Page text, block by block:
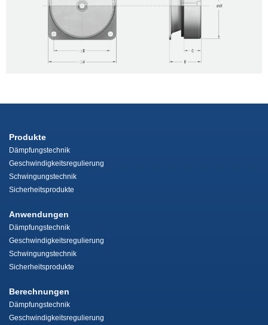
Produkte
Dämpfungstechnik
Geschwindigkeitsregulierung
Schwingungstechnik
Sicherheitsprodukte
Anwendungen
Dämpfungstechnik
Geschwindigkeitsregulierung
Schwingungstechnik
Sicherheitsprodukte
Berechnungen
Dämpfungstechnik
Geschwindigkeitsregulierung